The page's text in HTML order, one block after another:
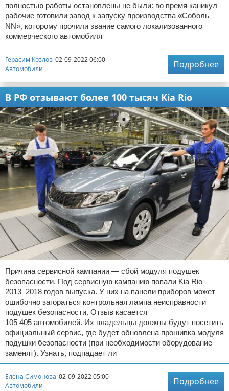
полностью работы остановлены не были: во время каникул
рабочие готовили завод к запуску производства «Соболь
NN», которому прочили звание самого локализованного
коммерческого автомобиля
Герасим Козлов 02-09-2022 06:00
Автомобили
Подробнее
В РФ отзывают более 100 тысяч Kia Rio
Причина сервисной кампании — сбой модуля подушек
безопасности. Под сервисную кампанию попали Kia Rio
2013–2018 годов выпуска. У них на панели приборов может
ошибочно загораться контрольная лампа неисправности
подушек безопасности. Отзыв касается
105 405 автомобилей. Их владельцы должны будут посетить
официальный сервис, где будет обновлена прошивка модуля
подушки безопасности (при необходимости оборудование
заменят). Узнать, подпадает ли
Елена Симонова 02-09-2022 05:00
Автомобили
Подробнее